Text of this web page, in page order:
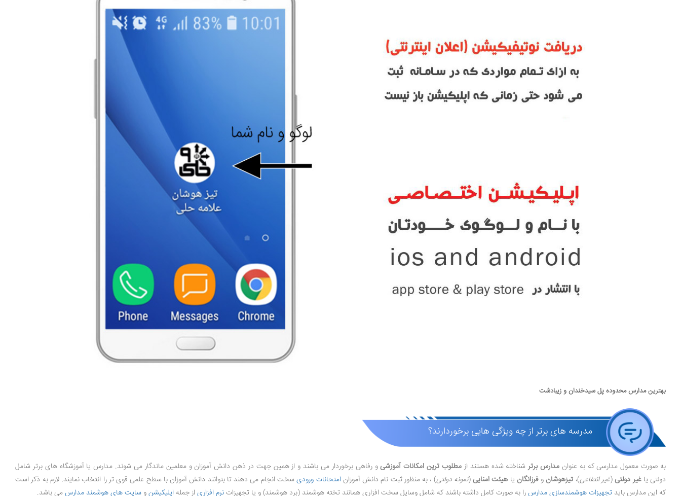
بهترین مدارس محدوده پل سیدخندان و زیبادشت
مدرسه های برتر از چه ویژگی هایی برخوردارند؟
به صورت معمول مدارسی که به عنوان مدارس برترشناخته شده هستند ازمطلوب ترین امکانات آموزشیو رفاهی برخوردار می باشند و از همین جهت در ذهن دانش آموزان و معلمین ماندگار می شوند. مدارس یا آموزشگاه های برتر شامل
دولتی یاغیر دولتی(غیر انتفاعی)، تیزهوشان وفرزانگان یا هیئت امنایی(نمونه دولتی) ، به منظور ثبت نام دانش آموزانامتحانات ورودیسخت انجام می دهند تا بتوانند دانش آموزان با سطح علمی قوی تر را انتخاب نمایند. لازم به ذکر است
که این مدارس باید تجهیزات هوشمندسازی مدارسرا به صورت کامل داشته باشند که شامل وسایل سخت افزاری همانند تخته هوشمند (برد هوشمند) و یا تجهیزاتنرم افزاری از جمله اپلیکیشنو سایت های هوشمند مدارسمی باشد.